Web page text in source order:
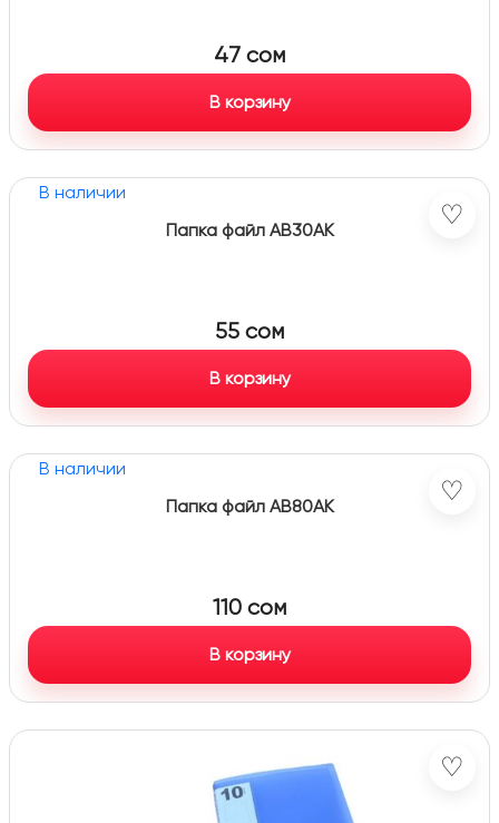
47 сом
В корзину
В наличии
♡
Папка файл AB30AK
55 сом
В корзину
В наличии
♡
Папка файл AB80AK
110 сом
В корзину
♡